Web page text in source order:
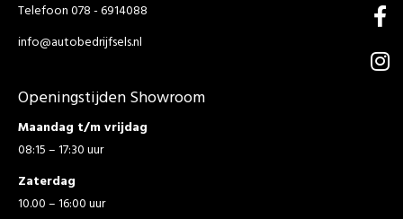
Telefoon 078 - 6914088
info@autobedrijfsels.nl
Openingstijden Showroom
Maandag t/m vrijdag
08:15 – 17:30 uur
Zaterdag
10.00 – 16:00 uur